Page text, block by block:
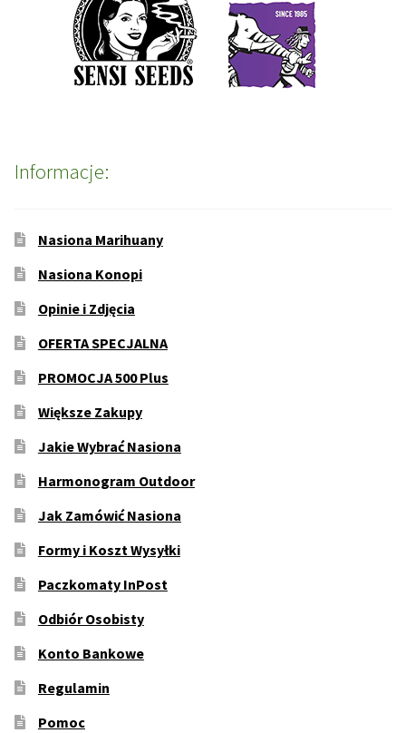
Informacje:
Nasiona Marihuany
Nasiona Konopi
Opinie i Zdjęcia
OFERTA SPECJALNA
PROMOCJA 500 Plus
Większe Zakupy
Jakie Wybrać Nasiona
Harmonogram Outdoor
Jak Zamówić Nasiona
Formy i Koszt Wysyłki
Paczkomaty InPost
Odbiór Osobisty
Konto Bankowe
Regulamin
Pomoc